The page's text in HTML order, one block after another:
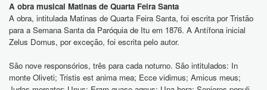
A obra musical Matinas de Quarta Feira Santa
A obra, intitulada Matinas de Quarta Feira Santa, foi escrita por Tristão
para a Semana Santa da Paróquia de Itu em 1876. A Antífona inicial
Zelus Domus, por exceção, foi escrita pelo autor.
São nove responsórios, três para cada noturno. São intitulados: In
monte Oliveti; Tristis est anima mea; Ecce vidimus; Amicus meus;